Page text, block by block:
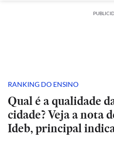
RANKING DO ENSINO
Qual é a qualidade
cidade? Veja a nota